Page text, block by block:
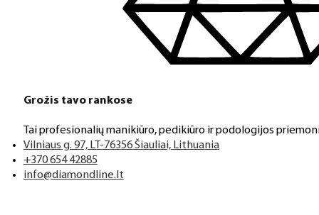
Grožis tavo rankose
Tai profesionalių manikiūro, pedikiūro ir podologijos
Vilniaus g. 97, LT-76356 Šiauliai, Lithuania
+370 654 42885
info@diamondline.lt